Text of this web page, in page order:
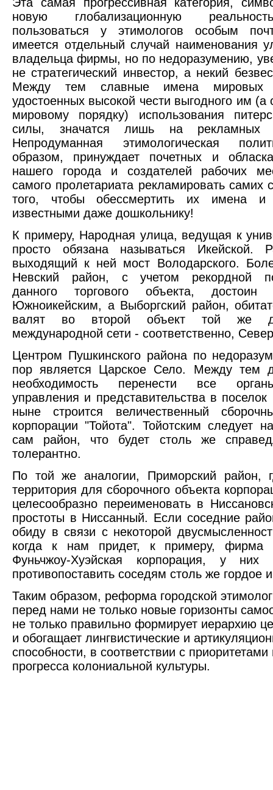
новую глобализационную
пользоваться у этимологов особым
имеется отдельный случай наименования
владельца фирмы, но по недоразумению,
не стратегический инвестор, а некий
Между тем славные имена мировых
удостоенных высокой чести выгодного им (а
мировому порядку) использования
силы, значатся лишь на рекламных
Непродуманная этимологическая
образом, принуждает почетных и
нашего города и создателей рабочих
самого пролетариата рекламировать самих
того, чтобы обессмертить их имена и
известными даже дошкольнику!
К примеру, Народная улица, ведущая к
просто обязана называться Икейской.
выходящий к ней мост Володарского.
Невский район, с учетом рекордной
данного торгового объекта, достоин
Южноикейским, а Выборгский район,
валят во второй объект той же
международной сети - соответственно,
Центром Пушкинского района по
пор является Царское Село. Между тем
необходимость перенести все
управления и представительства в
ныне строится величественный
корпорации "Тойота". Тойотским следует
сам район, что будет столь же
толерантно.
По той же аналогии, Приморский район,
территория для сборочного объекта
целесообразно переименовать в
простоты в Ниссанный. Если соседние
обиду в связи с некоторой
когда к нам придет, к примеру, фирма
Фуньчжоу-Хуэйская корпорация, у них
противопоставить соседям столь же гордое
Таким образом, реформа городской
перед нами не только новые горизонты
не только правильно формирует иерархию
и обогащает лингвистические и
способности, в соответствии с приоритетами
прогресса колониальной культуры.